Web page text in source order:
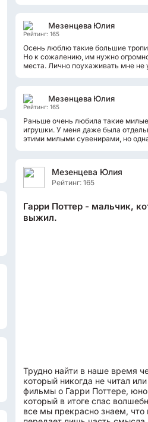
Мезенцева Юлия
Рейтинг: 165
Осень люблю такие большие
Но к сожалению, им нужно
места. Лично поухаживать мне не
Мезенцева Юлия
Рейтинг: 165
Раньше очень любила такие
игрушки. У меня даже была
этими милыми сувенирами, но
Мезенцева Юлия
Рейтинг: 165
Гарри Поттер - мальчик,
выжил.
Трудно найти в наше время
который никогда не читал
фильмы о Гарри Поттере,
который в итоге спас
все мы прекрасно знаем, что